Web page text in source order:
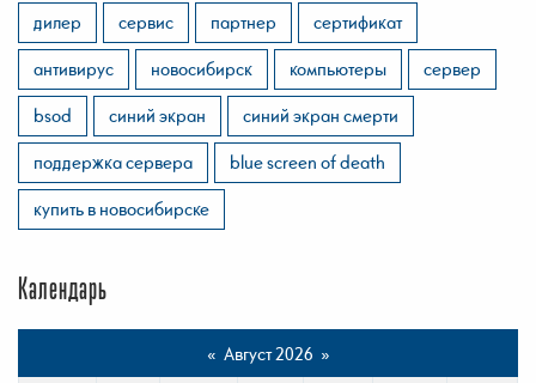
дилер сервис партнер
сертификат
антивирус
новосибирск компьютеры
сервер
bsod
синий экран
синий экран смерти
поддержка сервера
blue screen of death
купить в новосибирске
Календарь
« Август 2026 »